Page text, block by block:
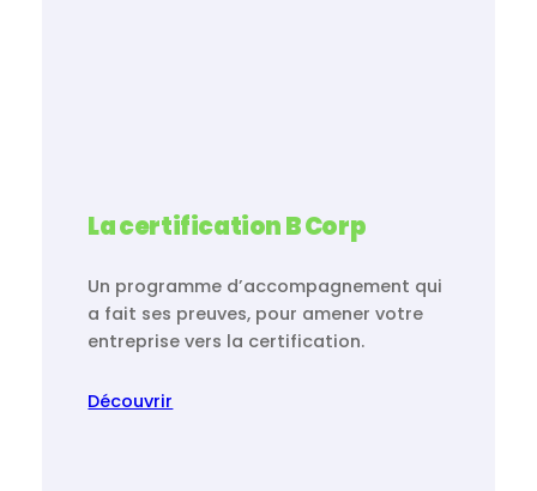
La certification B Corp
Un programme d’accompagnement qui
a fait ses preuves, pour amener votre
entreprise vers la certification.
Découvrir